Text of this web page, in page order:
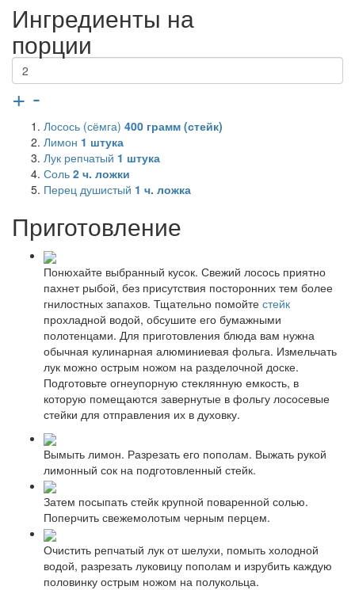
Ингредиенты на
порции
+ -
Лосось (сёмга) 400 грамм (стейк)
Лимон 1 штука
Лук репчатый 1 штука
Соль 2 ч. ложки
Перец душистый 1 ч. ложка
Приготовление
Понюхайте выбранный кусок. Свежий лосось приятно
пахнет рыбой, без присутствия посторонних тем более
гнилостных запахов. Тщательно помойте стейк
прохладной водой, обсушите его бумажными
полотенцами. Для приготовления блюда вам нужна
обычная кулинарная алюминиевая фольга. Измельчать
лук можно острым ножом на разделочной доске.
Подготовьте огнеупорную стеклянную емкость, в
которую помещаются завернутые в фольгу лососевые
стейки для отправления их в духовку.
Вымыть лимон. Разрезать его пополам. Выжать рукой
лимонный сок на подготовленный стейк.
Затем посыпать стейк крупной поваренной солью.
Поперчить свежемолотым черным перцем.
Очистить репчатый лук от шелухи, помыть холодной
водой, разрезать луковицу пополам и изрубить каждую
половинку острым ножом на полукольца.